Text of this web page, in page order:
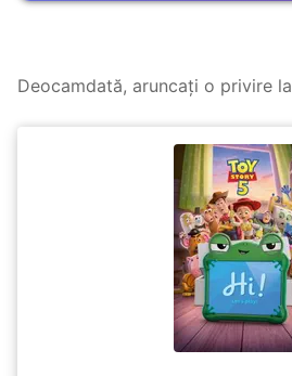
Deocamdată, aruncați o privire la